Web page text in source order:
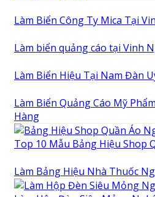
Làm Biển Công Ty Mica Tại
Làm biển quảng cáo tại Vinh
Làm Biển Hiệu Tại Nam Đàn
Làm Biển Quảng Cáo Mỹ
Hàng
Top 10 Mẫu Bảng Hiệu Shop
Làm Bảng Hiệu Nhà Thuốc